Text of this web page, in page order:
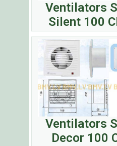
Ventilators
Silent 100
Ventilators
Decor 100